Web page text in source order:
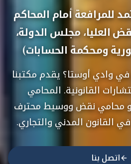
للمرافعة أمام المحاكم
العليا، مجلس الدولة،
ومحكمة الحسابات)
وادي أوستا؟ يقدم مكتبنا
القانونية. المحامي
هو محامي نقض ووسيط محترف
القانون المدني والتجاري.
اتصل بنا